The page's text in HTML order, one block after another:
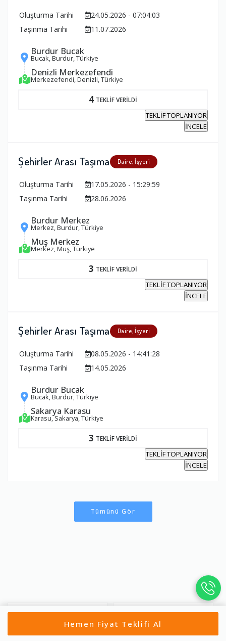
Oluşturma Tarihi
24.05.2026 - 07:04:03
Taşınma Tarihi
11.07.2026
Burdur Bucak
Bucak, Burdur, Türkiye
Denizli Merkezefendi
Merkezefendi, Denizli, Türkiye
4 TEKLİF VERİLDİ
TEKLİF TOPLANIYOR
İNCELE
Şehirler Arası Taşıma Daire, İşyeri
Oluşturma Tarihi
17.05.2026 - 15:29:59
Taşınma Tarihi
28.06.2026
Burdur Merkez
Merkez, Burdur, Türkiye
Muş Merkez
Merkez, Muş, Türkiye
3 TEKLİF VERİLDİ
TEKLİF TOPLANIYOR
İNCELE
Şehirler Arası Taşıma Daire, İşyeri
Oluşturma Tarihi
08.05.2026 - 14:41:28
Taşınma Tarihi
14.05.2026
Burdur Bucak
Bucak, Burdur, Türkiye
Sakarya Karasu
Karasu, Sakarya, Türkiye
3 TEKLİF VERİLDİ
TEKLİF TOPLANIYOR
İNCELE
Tümünü Gör
Ağlasun Evden Eve Nakliya
Altınyayla Evden Eve Nakliy
at
Hemen Fiyat Teklifi Al